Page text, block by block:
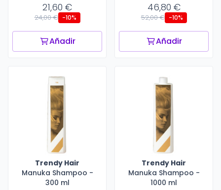
21,60 €
24,00 € -10%
Añadir
46,80 €
52,00 € -10%
Añadir
Trendy Hair
Manuka Shampoo -
300 ml
Trendy Hair
Manuka Shampoo -
1000 ml